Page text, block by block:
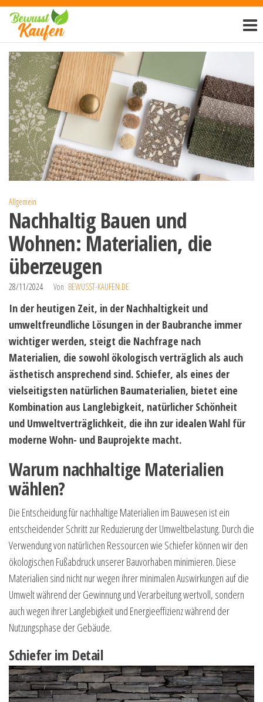
Zum
Inhalt
springen
kaufen.de
Allgemein
Nachhaltig Bauen und
Wohnen: Materialien, die
überzeugen
28/11/2024 Von BEWUSST-KAUFEN.DE
In der heutigen Zeit, in der Nachhaltigkeit und
umweltfreundliche Lösungen in der Baubranche immer
wichtiger werden, steigt die Nachfrage nach
Materialien, die sowohl ökologisch verträglich als auch
ästhetisch ansprechend sind. Schiefer, als eines der
vielseitigsten natürlichen Baumaterialien, bietet eine
Kombination aus Langlebigkeit, natürlicher Schönheit
und Umweltverträglichkeit, die ihn zur idealen Wahl für
moderne Wohn- und Bauprojekte macht.
Warum nachhaltige Materialien
wählen?
Die Entscheidung für nachhaltige Materialien im Bauwesen ist ein
entscheidender Schritt zur Reduzierung der Umweltbelastung. Durch die
Verwendung von natürlichen Ressourcen wie Schiefer können wir den
ökologischen Fußabdruck unserer Bauvorhaben minimieren. Diese
Materialien sind nicht nur wegen ihrer minimalen Auswirkungen auf die
Umwelt während der Gewinnung und Verarbeitung wertvoll, sondern
auch wegen ihrer Langlebigkeit und Energieeffizienz während der
Nutzungsphase der Gebäude.
Schiefer im Detail